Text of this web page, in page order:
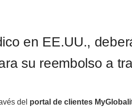
en EE.UU.,
su reembolso a
del portal de clientes